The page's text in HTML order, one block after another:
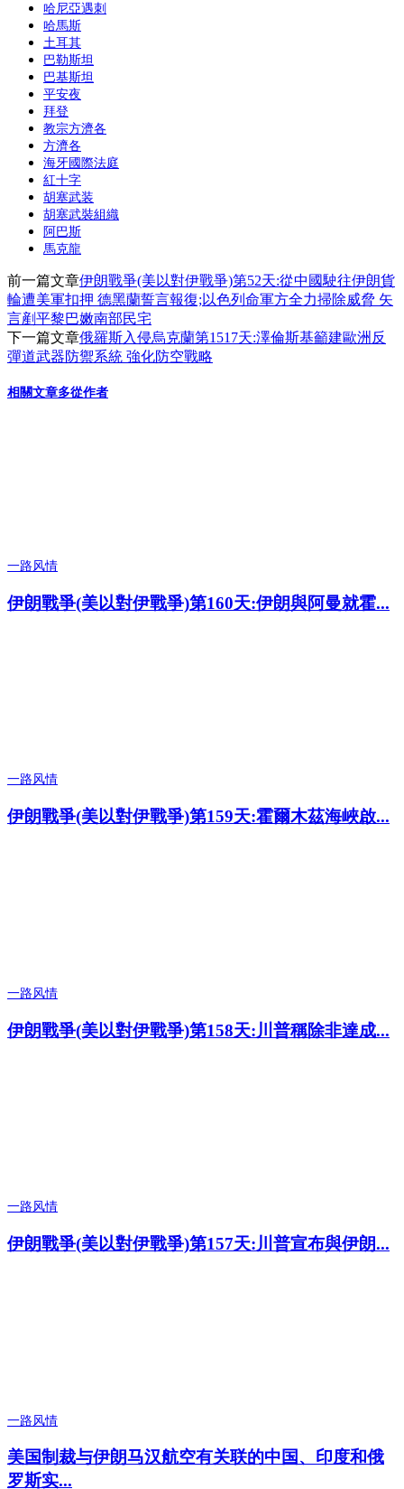
哈尼亞遇刺
哈馬斯
土耳其
巴勒斯坦
巴基斯坦
平安夜
拜登
教宗方濟各
方濟各
海牙國際法庭
紅十字
胡塞武装
胡塞武裝組織
阿巴斯
馬克龍
前一篇文章伊朗戰爭(美以對伊戰爭)第52天:從中國駛往伊朗貨
輪遭美軍扣押 德黑蘭誓言報復;以色列命軍方全力掃除威脅 矢
言剷平黎巴嫩南部民宅
下一篇文章俄羅斯入侵烏克蘭第1517天:澤倫斯基籲建歐洲反
彈道武器防禦系統 強化防空戰略
相關文章多從作者
一路风情
伊朗戰爭(美以對伊戰爭)第160天:伊朗與阿曼就霍...
一路风情
伊朗戰爭(美以對伊戰爭)第159天:霍爾木茲海峽啟...
一路风情
伊朗戰爭(美以對伊戰爭)第158天:川普稱除非達成...
一路风情
伊朗戰爭(美以對伊戰爭)第157天:川普宣布與伊朗...
一路风情
美国制裁与伊朗马汉航空有关联的中国、印度和俄
罗斯实...